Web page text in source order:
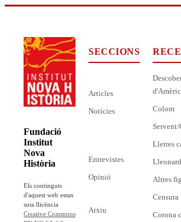
Fundació
Institut
Nova
Història
Els continguts
d'aquest web estan
sota llicència
Creative Commons
SECCIONS
Articles
Notícies
Entrevistes
Opinió
Arxiu
Colom
Lletres
Altres
Censura
Corona